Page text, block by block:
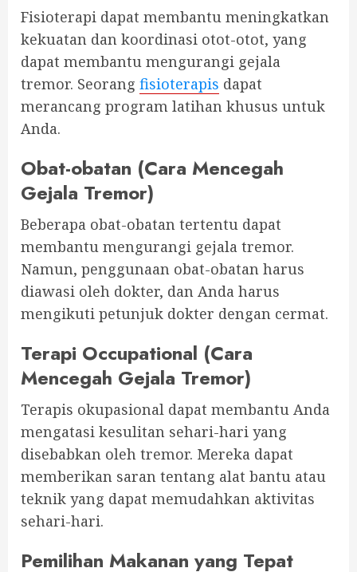
Fisioterapi dapat membantu meningkatkan
kekuatan dan koordinasi otot-otot, yang
dapat membantu mengurangi gejala
tremor. Seorang fisioterapis dapat
merancang program latihan khusus untuk
Anda.
Obat-obatan (Cara Mencegah
Gejala Tremor)
Beberapa obat-obatan tertentu dapat
membantu mengurangi gejala tremor.
Namun, penggunaan obat-obatan harus
diawasi oleh dokter, dan Anda harus
mengikuti petunjuk dokter dengan cermat.
Terapi Occupational (Cara
Mencegah Gejala Tremor)
Terapis okupasional dapat membantu Anda
mengatasi kesulitan sehari-hari yang
disebabkan oleh tremor. Mereka dapat
memberikan saran tentang alat bantu atau
teknik yang dapat memudahkan aktivitas
sehari-hari.
Pemilihan Makanan yang Tepat